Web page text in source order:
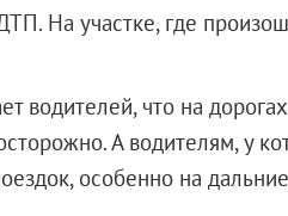
На участке, где
водителей, что на
А водителям, у
особенно на дальние